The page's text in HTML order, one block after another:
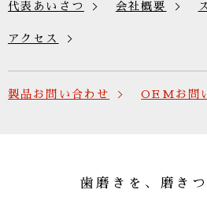
代表あいさつ 会社概要
アクセス
製品お問い合わせ OEMお問
歯磨きを、磨き